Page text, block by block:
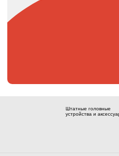
Штатные головные
устройства и